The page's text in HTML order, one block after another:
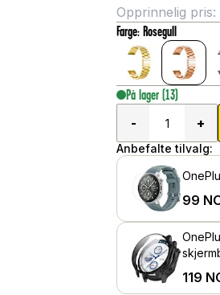
Opprinnelig pris:
Farge: Rosegull
På lager (13)
-
+
Anbefalte tilvalg:
99
119